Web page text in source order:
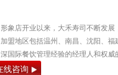
象店开业以来，大禾寿司不断发
盟地区包括温州、南昌、沈阳、
国际餐饮管理经验的经理人和权威
线咨询